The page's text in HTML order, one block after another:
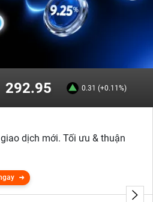
292.95 0.31 (+0.11%)
dịch mới. Tối ưu & thuận